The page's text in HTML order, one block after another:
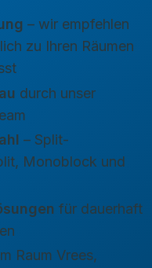
– wir empfehlen
zu Ihren Räumen
durch unser
– Split-
Monoblock und
für dauerhaft
Raum Vrees,